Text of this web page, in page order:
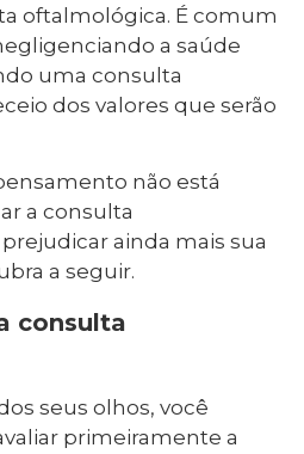
oftalmológica. É comum
a saúde
uma consulta
dos valores que serão
não está
a consulta
ainda mais sua
a seguir.
consulta
seus olhos, você
primeiramente a